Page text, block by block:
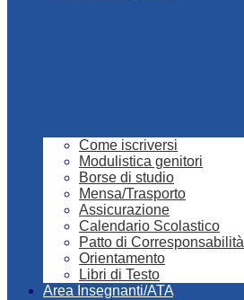
Come iscriversi
Modulistica genitori
Borse di studio
Mensa/Trasporto
Assicurazione
Calendario Scolastico
Patto di Corresponsabilità
Orientamento
Libri di Testo
Area Insegnanti/ATA